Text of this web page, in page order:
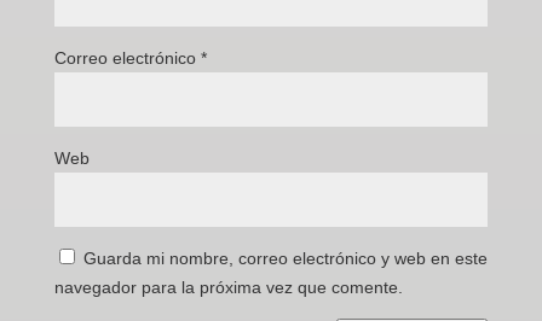
Correo electrónico *
Web
Guarda mi nombre, correo electrónico y web en este
navegador para la próxima vez que comente.